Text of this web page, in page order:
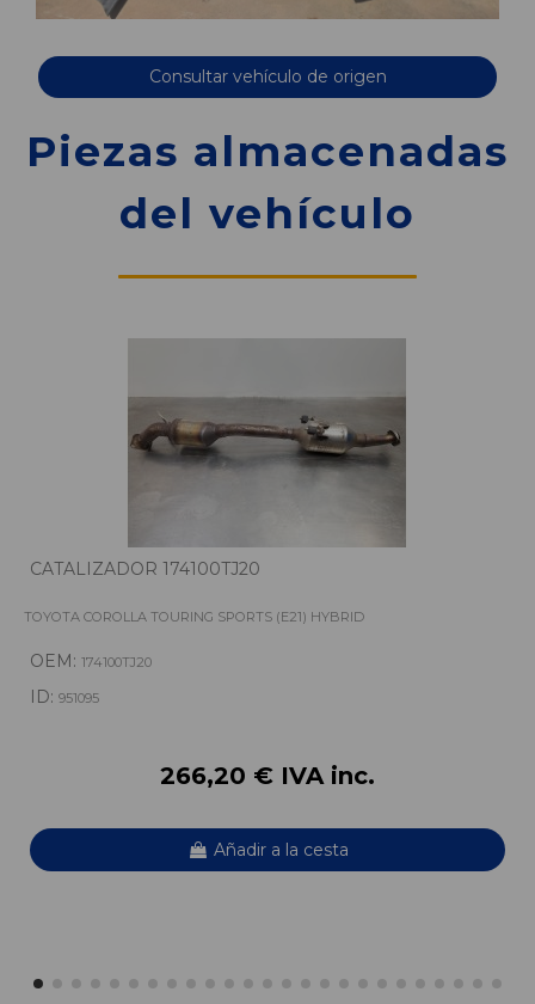
Consultar vehículo de origen
Piezas almacenadas
del vehículo
CATALIZADOR 174100TJ20
TOYOTA COROLLA TOURING SPORTS (E21) HYBRID
OEM: 174100TJ20
ID: 951095
266,20 € IVA inc.
Añadir a la cesta